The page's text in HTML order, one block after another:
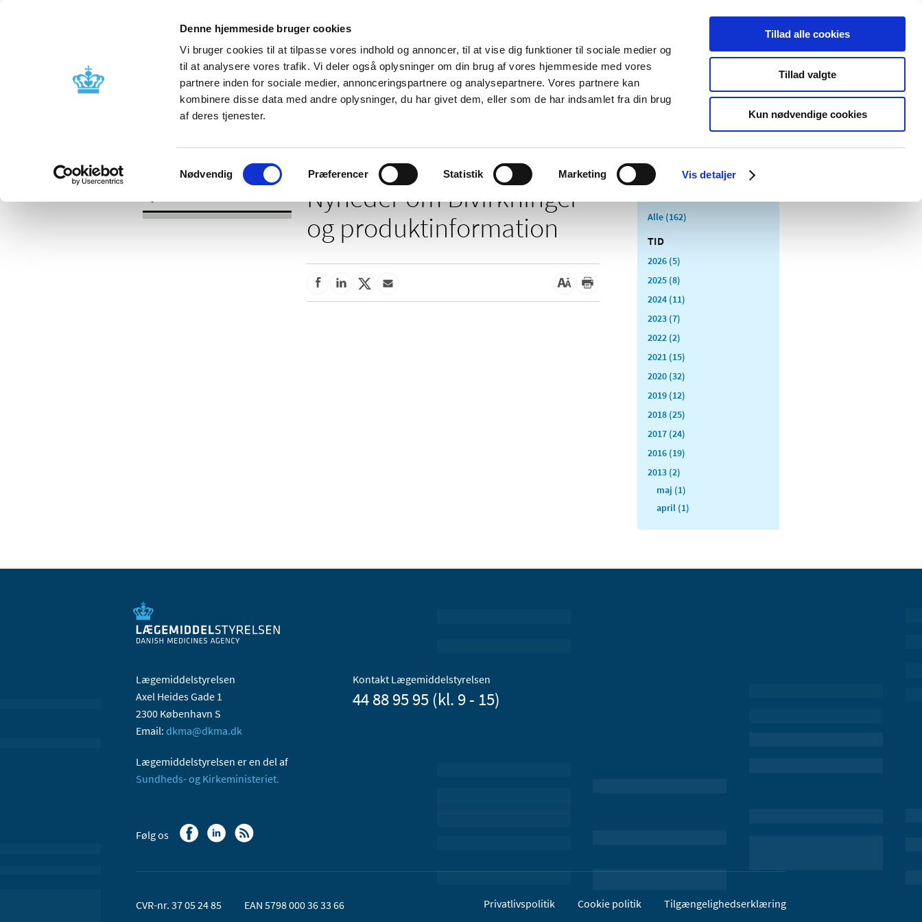
Denne hjemmeside bruger cookies
Vi bruger cookies til at tilpasse vores indhold og annoncer, til at vise dig funktioner til sociale medier og
til at analysere vores trafik. Vi deler også oplysninger om din brug af vores hjemmeside med vores
partnere inden for sociale medier, annonceringspartnere og analysepartnere. Vores partnere kan
kombinere disse data med andre oplysninger, du har givet dem, eller som de har indsamlet fra din brug
af deres tjenester.
Samtykkevalg
Nødvendig Præferencer Statistik Marketing Vis detaljer
Tillad alle cookies
Tillad valgte
Kun nødvendige cookies
Nyheder Om os Kontakt Udgivelser
Godkendelse og
Bivirkninger og
produktinformation
Tilskud og
Apoteker og salg af
Medicinsk
Særlige
produktområder
Nyheder om Bivirkninger
og produktinformation
Alle (162)
TID
2026 (5)
2025 (8)
2024 (11)
2023 (7)
2022 (2)
2021 (15)
2020 (32)
2019 (12)
2018 (25)
2017 (24)
2016 (19)
2013 (2)
maj (1)
april (1)
Lægemiddelstyrelsen
Axel Heides Gade 1
2300 København S
Email: dkma@dkma.dk
Lægemiddelstyrelsen er en del af
Sundheds- og Kirkeministeriet.
Kontakt Lægemiddelstyrelsen
44 88 95 95 (kl. 9 - 15)
Følg os
CVR-nr. 37 05 24 85 EAN 5798 000 36 33 66 Privatlivspolitik Cookie politik Tilgængelighedserklæring